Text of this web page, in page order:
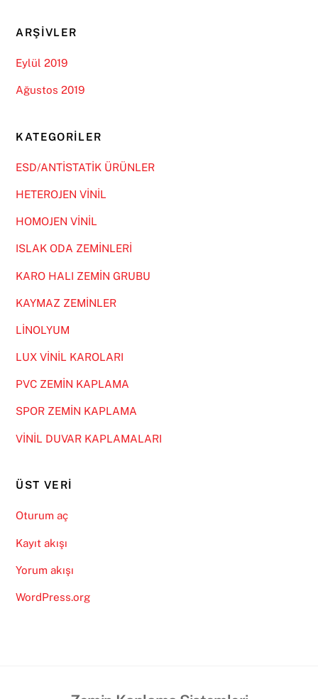
ARŞIVLER
Eylül 2019
Ağustos 2019
KATEGORILER
ESD/ANTİSTATİK ÜRÜNLER
HETEROJEN VİNİL
HOMOJEN VİNİL
ISLAK ODA ZEMİNLERİ
KARO HALI ZEMİN GRUBU
KAYMAZ ZEMİNLER
LİNOLYUM
LUX VİNİL KAROLARI
PVC ZEMİN KAPLAMA
SPOR ZEMİN KAPLAMA
VİNİL DUVAR KAPLAMALARI
ÜST VERI
Oturum aç
Kayıt akışı
Yorum akışı
WordPress.org